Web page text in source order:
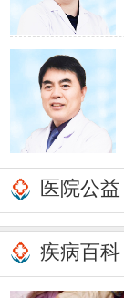
医院公益
疾病百科